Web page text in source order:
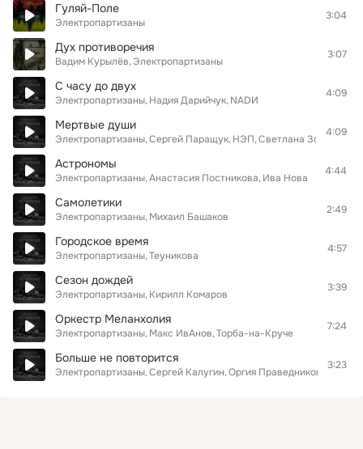
Гуляй-Поле
Электропартизаны
3:04
Дух противоречия
Вадим Курылёв Электропартизаны
3:07
С часу до двух
Электропартизаны Надия Дарийчук NADИ
4:09
Мертвые души
Электропартизаны Сергей Паращук НЭП Светлана Золотова
4:09
Астрономы
Электропартизаны Анастасия Постникова Ива Нова
4:44
Самолетики
Электропартизаны Михаил Башаков
2:49
Городское время
Электропартизаны Теуникова
4:57
Сезон дождей
Электропартизаны Кирилл Комаров
3:39
Оркестр Меланхолия
Электропартизаны Макс ИвАнов Торба-на-Круче
7:24
Больше не повторится
Электропартизаны Сергей Калугин Оргия Праведников
3:23